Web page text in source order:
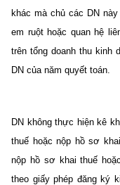
khác mà chủ các DN
em ruột hoặc quan hệ
trên tổng doanh thu kinh
DN của năm quyết toán.
DN không thực hiện kê
thuế hoặc nộp hồ sơ
nộp hồ sơ khai thuế
theo giấy phép đăng ký